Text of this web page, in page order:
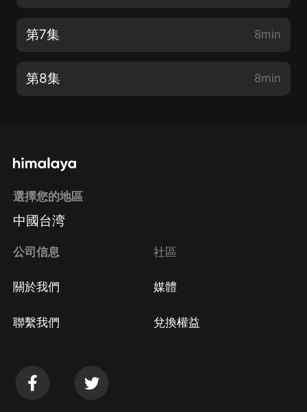
第7集 8min
第8集 8min
選擇您的地區
中國台湾
公司信息
關於我們
聯繫我們
社區
媒體
兌換權益